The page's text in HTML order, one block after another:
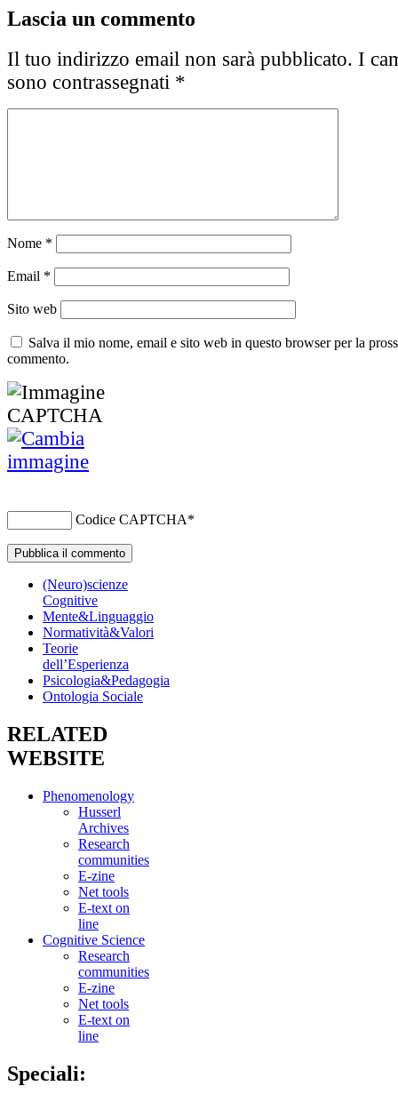
Lascia un commento
Il tuo indirizzo email non sarà pubblicato. I
sono contrassegnati *
Nome *
Email *
Sito web
Salva il mio nome, email e sito web in questo browser per la
commento.
Codice CAPTCHA*
(Neuro)scienze
Cognitive
Mente&Linguaggio
Normatività&Valori
Teorie
dell’Esperienza
Psicologia&Pedagogia
Ontologia Sociale
RELATED
WEBSITE
Phenomenology
Husserl
Archives
Research
communities
E-zine
Net tools
E-text on
line
Cognitive Science
Research
communities
E-zine
Net tools
E-text on
line
Speciali: